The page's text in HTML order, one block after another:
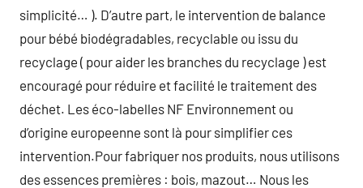
simplicité… ). D’autre part, le intervention de balance
pour bébé biodégradables, recyclable ou issu du
recyclage ( pour aider les branches du recyclage ) est
encouragé pour réduire et facilité le traitement des
déchet. Les éco-labelles NF Environnement ou
d’origine europeenne sont là pour simplifier ces
intervention.Pour fabriquer nos produits, nous utilisons
des essences premières : bois, mazout… Nous les